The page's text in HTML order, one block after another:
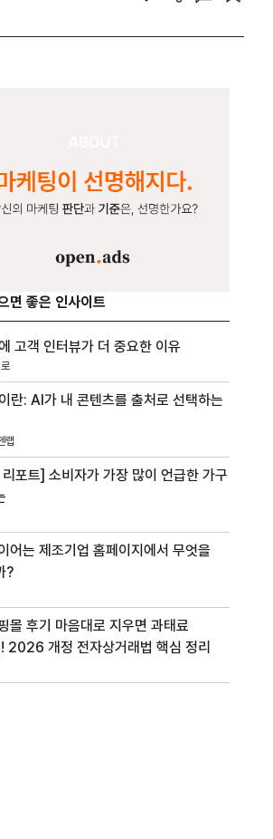
면 좋은 인사이트
고객 인터뷰가 더 중요한 이유
란: AI가 내 콘텐츠를 출처로 선택하는
랩
포트] 소비자가 가장 많이 언급한 가구
어는 제조기업 홈페이지에서 무엇을
?
몰 후기 마음대로 지우면 과태료
2026 개정 전자상거래법 핵심 정리